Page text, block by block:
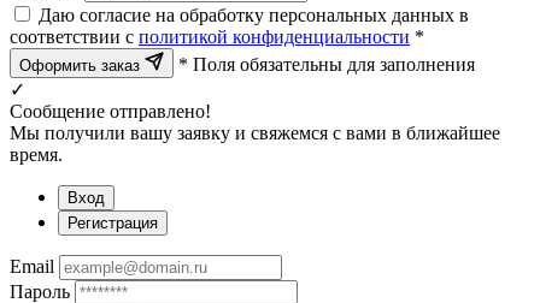
Даю согласие на обработку персональных данных в
соответствии с политикой конфиденциальности *
Оформить заказ
* Поля обязательны для заполнения
✓
Сообщение отправлено!
Мы получили вашу заявку и свяжемся с вами в ближайшее
время.
Вход
Регистрация
Email
Пароль